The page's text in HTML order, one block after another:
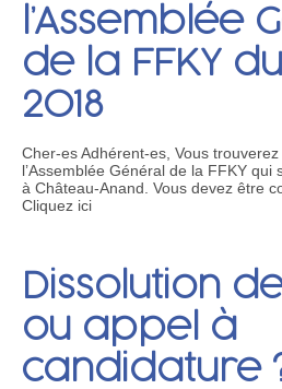
l’Assemblée
de la FFKY du
2018
Cher-es Adhérent-es, Vous
l’Assemblée Général de la FFKY qui
à Château-Anand. Vous devez être
Cliquez ici
Dissolution
ou appel à
candidature